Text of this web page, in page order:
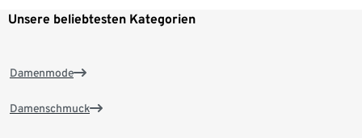
Unsere beliebtesten Kategorien
Damenmode
Damenschmuck